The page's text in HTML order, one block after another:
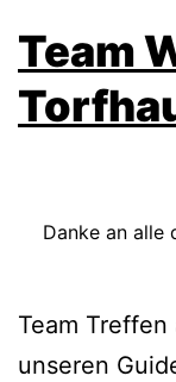
Team
Danke an alle
Team
unseren